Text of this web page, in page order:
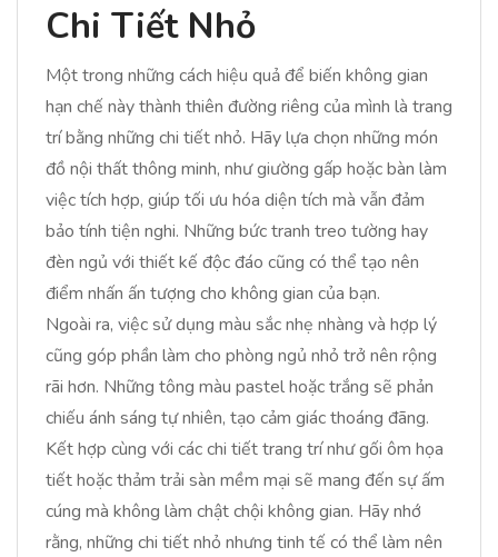
Chi Tiết Nhỏ
Một trong những cách hiệu quả để biến không gian
hạn chế này thành thiên đường riêng của mình là trang
trí bằng những chi tiết nhỏ. Hãy lựa chọn những món
đồ nội thất thông minh, như giường gấp hoặc bàn làm
việc tích hợp, giúp tối ưu hóa diện tích mà vẫn đảm
bảo tính tiện nghi. Những bức tranh treo tường hay
đèn ngủ với thiết kế độc đáo cũng có thể tạo nên
điểm nhấn ấn tượng cho không gian của bạn.
Ngoài ra, việc sử dụng màu sắc nhẹ nhàng và hợp lý
cũng góp phần làm cho phòng ngủ nhỏ trở nên rộng
rãi hơn. Những tông màu pastel hoặc trắng sẽ phản
chiếu ánh sáng tự nhiên, tạo cảm giác thoáng đãng.
Kết hợp cùng với các chi tiết trang trí như gối ôm họa
tiết hoặc thảm trải sàn mềm mại sẽ mang đến sự ấm
cúng mà không làm chật chội không gian. Hãy nhớ
rằng, những chi tiết nhỏ nhưng tinh tế có thể làm nên